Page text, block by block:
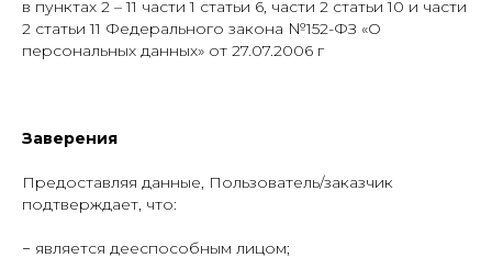
в пунктах 2 – 11 части 1 статьи 6, части 2 статьи 10 и части
2 статьи 11 Федерального закона №152-ФЗ «О
персональных данных» от 27.07.2006 г
Заверения
Предоставляя данные, Пользователь/заказчик
подтверждает, что:
− является дееспособным лицом;